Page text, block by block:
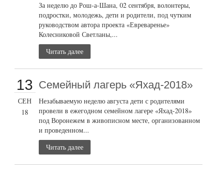
За неделю до Рош-а-Шана, 02 сентября, волонтеры,
подростки, молодежь, дети и родители, под чутким
руководством автора проекта «Евреваренье»
Колесниковой Светланы,...
Читать далее
13
СЕН
18
Семейный лагерь «Яхад-2018»
Незабываемую неделю августа дети с родителями
провели в ежегодном семейном лагере «Яхад-2018»
под Воронежем в живописном месте, организованном
и проведенном...
Читать далее